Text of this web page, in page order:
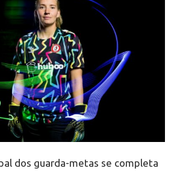
dos guarda-metas se completa